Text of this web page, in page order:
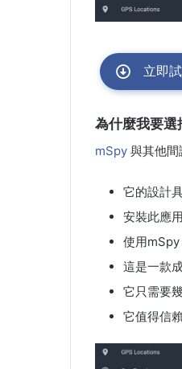
立即
為什麼我要
mSpy 與其他間
它的設計
安裝此應
使用mSpy
這是一款
它只需要
它值得信